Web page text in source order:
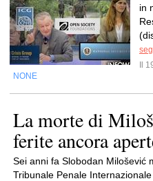
in
Il
NONE
La morte di
ferite ancora
Sei anni fa Slobodan Milošević
Tribunale Penale